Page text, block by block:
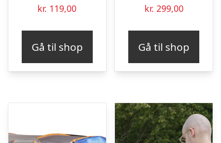
kr. 119,00
Gå til shop
kr. 299,00
Gå til shop